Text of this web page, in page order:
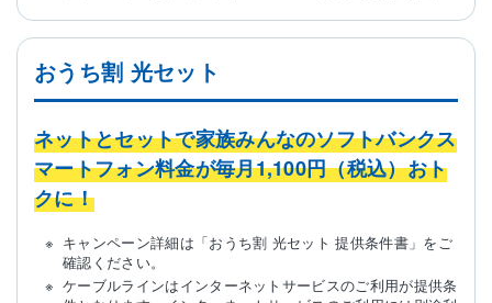
おうち割 光セット
ネットとセットで家族みんなのソフトバンクス
マートフォン料金が毎月1,100円（税込）おト
クに！
キャンペーン詳細は「おうち割 光セット 提供条件書」をご
確認ください。
ケーブルラインはインターネットサービスのご利用が提供条